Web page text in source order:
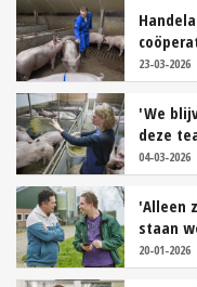
23-03-2026
'We
deze
04-03-2026
'Alleen
staan
20-01-2026